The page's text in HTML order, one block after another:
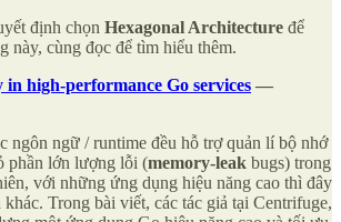
định chọn Hexagonal Architecture để
cùng đọc để tìm hiểu thêm.
in high-performance Go services —
ngôn ngữ / runtime đều hỗ trợ quản lí bộ nhớ
phần lớn lượng lỗi (memory-leak bugs) trong
với những ứng dụng hiệu năng cao thì đây
Trong bài viết, các tác giả tại Centrifuge,